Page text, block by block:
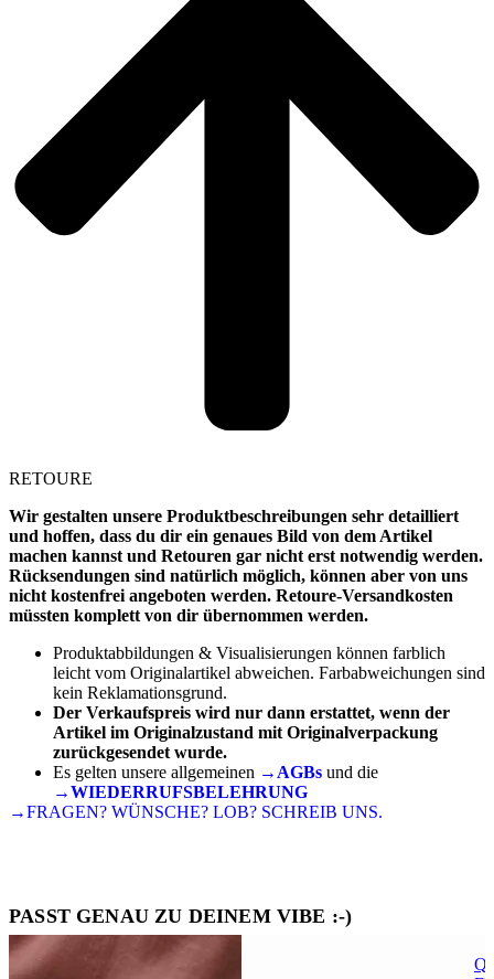
RETOURE
Wir gestalten unsere Produktbeschreibungen sehr detailliert
und hoffen, dass du dir ein genaues Bild von dem Artikel
machen kannst und Retouren gar nicht erst notwendig werden.
Rücksendungen sind natürlich möglich, können aber von uns
nicht kostenfrei angeboten werden. Retoure-Versandkosten
müssten komplett von dir übernommen werden.
Produktabbildungen & Visualisierungen können farblich
leicht vom Originalartikel abweichen. Farbabweichungen sind
kein Reklamationsgrund.
Der Verkaufspreis wird nur dann erstattet, wenn der
Artikel im Originalzustand mit Originalverpackung
zurückgesendet wurde.
Es gelten unsere allgemeinen →AGBs und die
→WIEDERRUFSBELEHRUNG
→FRAGEN? WÜNSCHE? LOB? SCHREIB UNS.
PASST GENAU ZU DEINEM VIBE :-)